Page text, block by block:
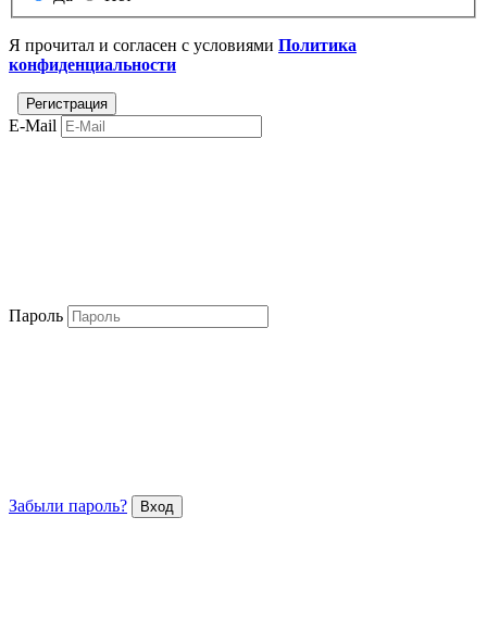
Я прочитал и согласен с условиями Политика
конфиденциальности
E-Mail
Пароль
Забыли пароль?